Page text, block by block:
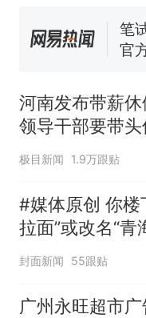
美
回
哥
争
河南发布带薪休
领导干部要带头
动全员应休尽休
足；鼓励3-7天
假，构建“周五
+年假”短途度
极目新闻 1.9万跟贴
#媒体原创 你楼
拉面”或改名“青
经营约40年，实
已集体更换招牌
封面新闻 55跟贴
广州永旺超市